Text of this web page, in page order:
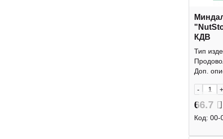
КДВ
Тип
Доп.
- +
66.7
Код: 00-